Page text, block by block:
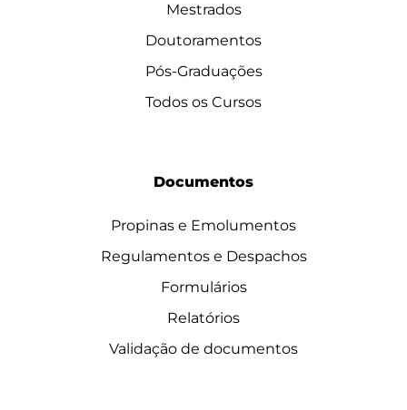
Mestrados
Doutoramentos
Pós-Graduações
Todos os Cursos
Documentos
Propinas e Emolumentos
Regulamentos e Despachos
Formulários
Relatórios
Validação de documentos